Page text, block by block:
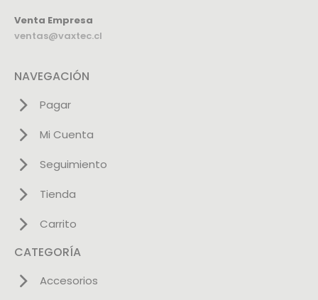
Venta Empresa
ventas@vaxtec.cl
NAVEGACIÓN
Pagar
Mi Cuenta
Seguimiento
Tienda
Carrito
CATEGORÍA
Accesorios